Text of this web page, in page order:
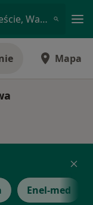
Chirurg Naczyniowy • Śródmieście, Warszawa, mazowieckie
Mapa
Enel-med